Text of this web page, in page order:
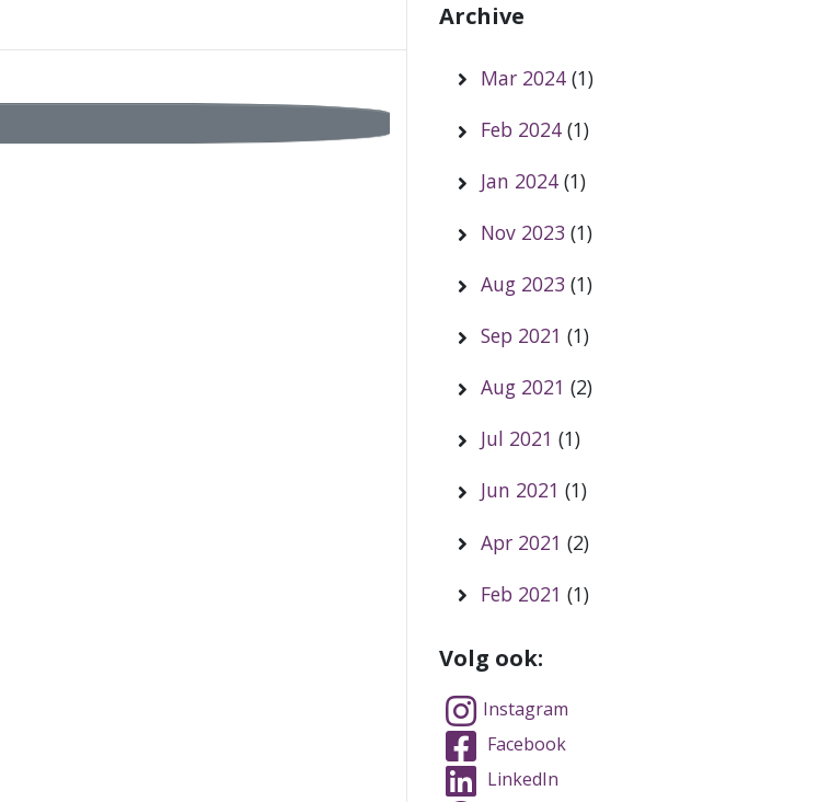
Archive
Mar 2024(1)
Feb 2024(1)
Jan 2024(1)
Nov 2023 (1)
Aug 2023 (1)
Sep 2021 (1)
Aug 2021 (2)
Jul 2021 (1)
Jun 2021 (1)
Apr 2021 (2)
Feb 2021 (1)
Volg ook:
Instagram
Facebook
LinkedIn